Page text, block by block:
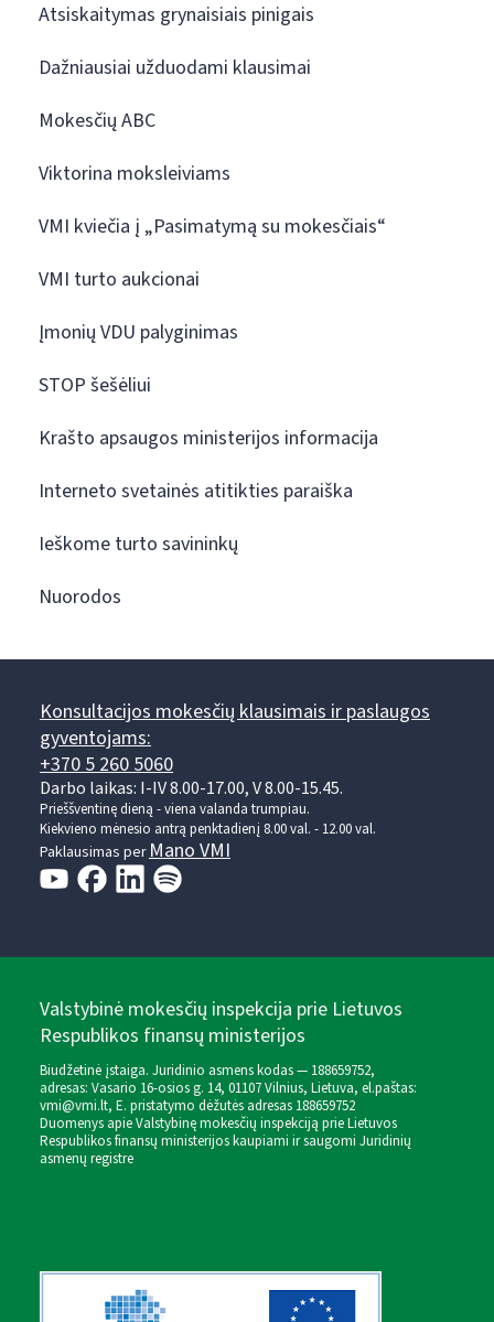
Atsiskaitymas grynaisiais pinigais
Dažniausiai užduodami klausimai
Mokesčių ABC
Viktorina moksleiviams
VMI kviečia į „Pasimatymą su mokesčiais“
VMI turto aukcionai
Įmonių VDU palyginimas
STOP šešėliui
Krašto apsaugos ministerijos informacija
Interneto svetainės atitikties paraiška
Ieškome turto savininkų
Nuorodos
Konsultacijos mokesčių klausimais ir paslaugos
gyventojams:
+370 5 260 5060
Darbo laikas: I-IV 8.00-17.00, V 8.00-15.45.
Prieššventinę dieną - viena valanda trumpiau.
Kiekvieno mėnesio antrą penktadienį 8.00 val. - 12.00 val.
Paklausimas perMano VMI
Valstybinė mokesčių inspekcija prie Lietuvos
Respublikos finansų ministerijos
Biudžetinė įstaiga. Juridinio asmens kodas — 188659752,
adresas: Vasario 16-osios g. 14, 01107 Vilnius, Lietuva, el.paštas:
vmi@vmi.lt, E. pristatymo dėžutės adresas 188659752
Duomenys apie Valstybinę mokesčių inspekciją prie Lietuvos
Respublikos finansų ministerijos kaupiami ir saugomi Juridinių
asmenų registre